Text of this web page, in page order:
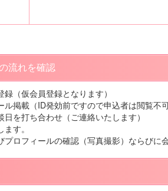
流れを確認
（仮会員登録となります）
掲載（ID発効前ですので申込者は閲覧不可
を打ち合わせ（ご連絡いたします）
す。
ロフィールの確認（写真撮影）ならびに